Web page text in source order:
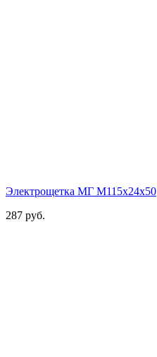
Электрощетка МГ М115х24х50
287 руб.